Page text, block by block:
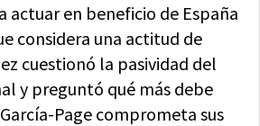
actuar en beneficio de España
considera una actitud de
cuestionó la pasividad del
y preguntó qué más debe
Page comprometa sus